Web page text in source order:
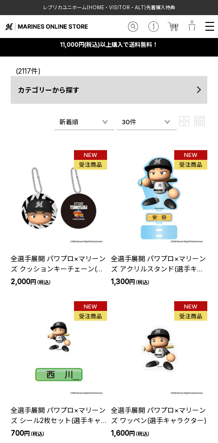
レプリカユニホーム(HOME・VISITOR・ALT)先着購入特典
11,000円(税込)以上購入で送料無料！
(2117件)
カテゴリーから探す
新着順 30件
NEW
受注商品
全選手展開 パワプロ×マリーン
ズ クッションキーチェーン(選
手紹介ビジョン)
2,000円（税込）
NEW
受注商品
全選手展開 パワプロ×マリーン
ズ アクリルスタンド(選手キャ
ラクター)
1,300円（税込）
NEW
受注商品
全選手展開 パワプロ×マリーン
ズ シール2枚セット(選手キャ
ラクター)
700円（税込）
NEW
受注商品
全選手展開 パワプロ×マリーン
ズ ワッペン(選手キャラクター)
1,600円（税込）